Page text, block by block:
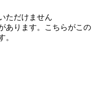
ただけません
あります。こちらがこの
。